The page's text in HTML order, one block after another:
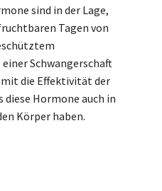
sind in der Lage,
Tagen von
Schwangerschaft
die Effektivität der
Hormone auch in
Körper haben.